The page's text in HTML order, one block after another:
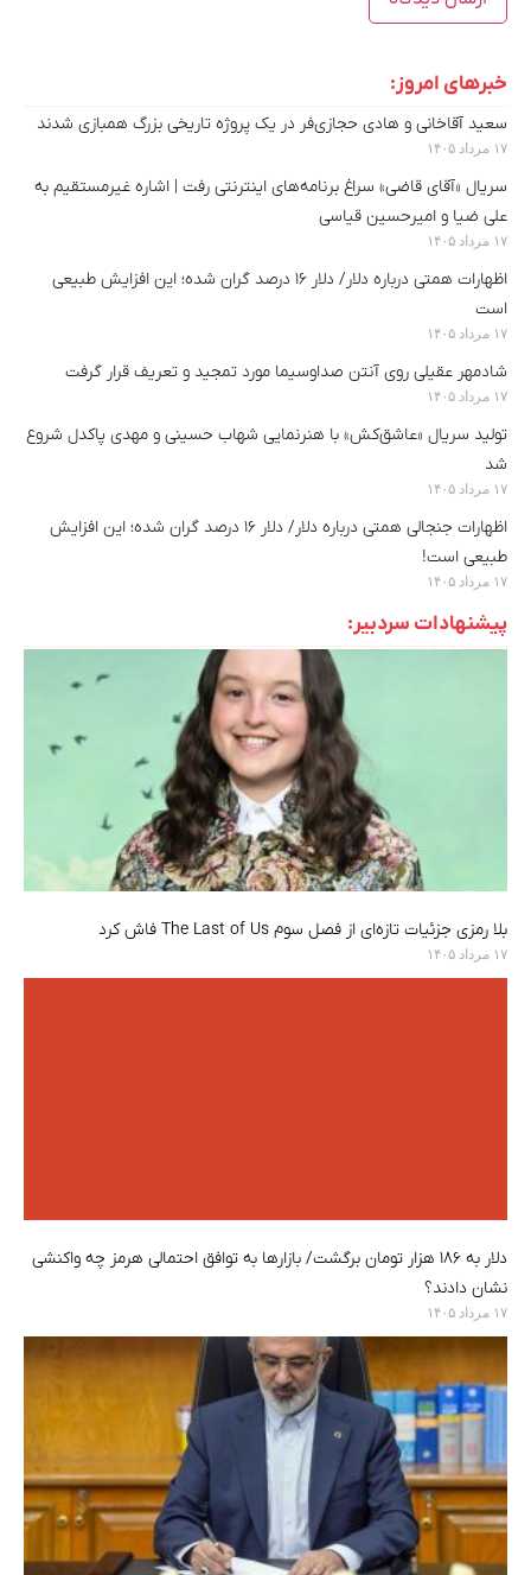
خبرهای امروز:
سعید آقاخانی و هادی حجازی‌فر در یک پروژه تاریخی بزرگ همبازی شدند
۱۷ مرداد ۱۴۰۵
سریال «آقای قاضی» سراغ برنامه‌های اینترنتی رفت | اشاره غیرمستقیم به
علی ضیا و امیرحسین قیاسی
۱۷ مرداد ۱۴۰۵
اظهارات همتی درباره دلار/ دلار ۱۶ درصد گران شده؛ این افزایش طبیعی
است
۱۷ مرداد ۱۴۰۵
شادمهر عقیلی روی آنتن صداوسیما مورد تمجید و تعریف قرار گرفت
۱۷ مرداد ۱۴۰۵
تولید سریال «عاشق‌کش» با هنرنمایی شهاب حسینی و مهدی پاکدل شروع
شد
۱۷ مرداد ۱۴۰۵
اظهارات جنجالی همتی درباره دلار/ دلار ۱۶ درصد گران شده؛ این افزایش
طبیعی است!
۱۷ مرداد ۱۴۰۵
پیشنهادات سردبیر:
بلا رمزی جزئیات تازه‌ای از فصل سوم The Last of Us فاش کرد
۱۷ مرداد ۱۴۰۵
دلار به ۱۸۶ هزار تومان برگشت/ بازارها به توافق احتمالی هرمز چه واکنشی
نشان دادند؟
۱۷ مرداد ۱۴۰۵